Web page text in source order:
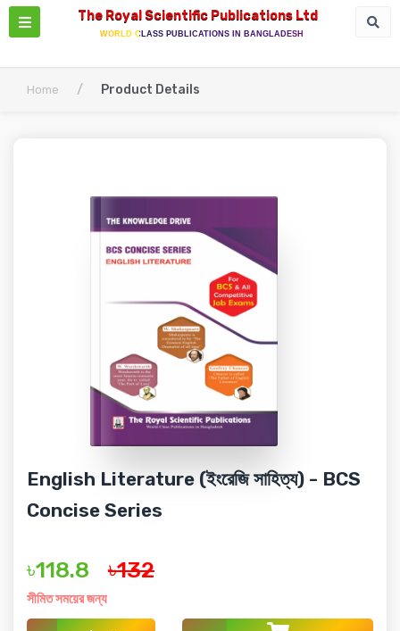
The Royal Scientific Publications Ltd
WORLD CLASS PUBLICATIONS IN BANGLADESH
Home / Product Details
English Literature (ইংরেজি সাহিত্য) - BCS
Concise Series
৳118.8 ৳132
সীমিত সময়ের জন্য